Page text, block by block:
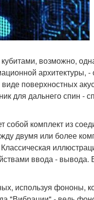
возможно,
архитектуры,
поверхностных
для дальнего спин -
комплект из
двумя или более
ввода - вывода.
используя фононы,